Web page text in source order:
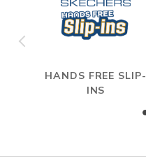
HANDS FREE SLIP-
INS